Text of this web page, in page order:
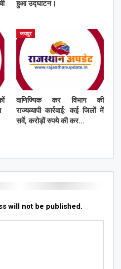
हुआ उद्घाटन।
जयपुर
वाणिज्यिक कर विभाग की
राज्यव्यापी कार्रवाई: कई जिलों में
सर्वे, करोड़ों रुपये की कर…
will not be published.